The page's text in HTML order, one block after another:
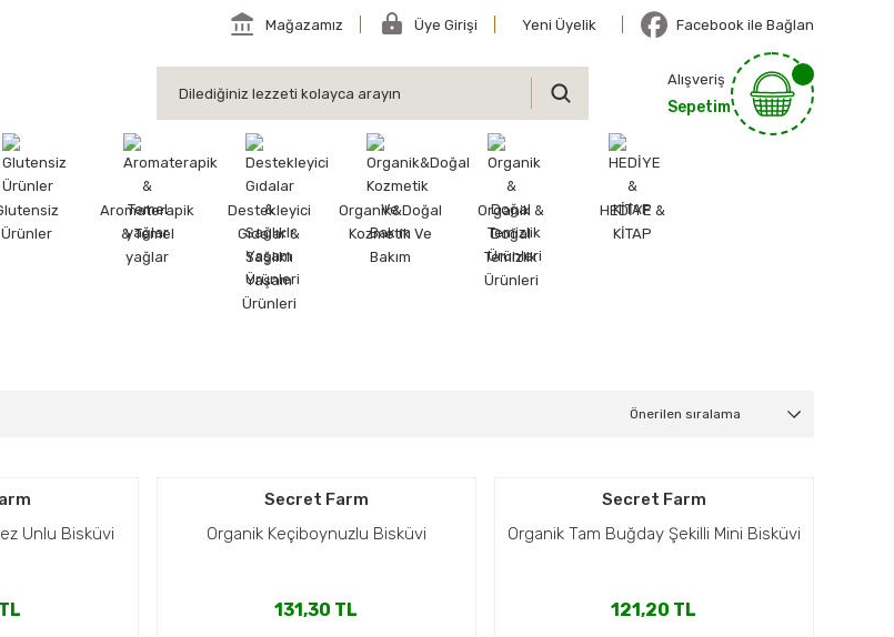
Mağazamız Üye Girişi Yeni Üyelik Facebook ile Bağlan
Alışveriş
Sepetim
Ürünler
Aromaterapik
& Temel
yağlar
Destekleyici
Gıdalar &
Sağlıklı
Yaşam
Ürünleri
Organik&Doğal
Kozmetik Ve
Bakım
Organik &
Doğal
Temizlik
Ürünleri
HEDİYE &
KİTAP
Unlu Bisküvi
Secret Farm
Organik Keçiboynuzlu Bisküvi
131,30 TL
Secret Farm
Organik Tam Buğday Şekilli Mini Bisküvi
121,20 TL